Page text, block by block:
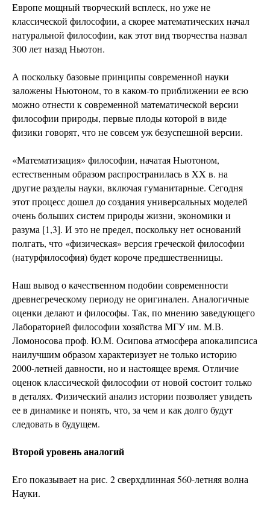
Европе мощный творческий всплеск, но уже не
классической философии, а скорее математических начал
натуральной философии, как этот вид творчества назвал
300 лет назад Ньютон.
А поскольку базовые принципы современной науки
заложены Ньютоном, то в каком-то приближении ее всю
можно отнести к современной математической версии
философии природы, первые плоды которой в виде
физики говорят, что не совсем уж безуспешной версии.
«Математизация» философии, начатая Ньютоном,
естественным образом распространилась в XX в. на
другие разделы науки, включая гуманитарные. Сегодня
этот процесс дошел до создания универсальных моделей
очень больших систем природы жизни, экономики и
разума [1,3]. И это не предел, поскольку нет оснований
полгать, что «физическая» версия греческой философии
(натурфилософия) будет короче предшественницы.
Наш вывод о качественном подобии современности
древнегреческому периоду не оригинален. Аналогичные
оценки делают и философы. Так, по мнению заведующего
Лабораторией философии хозяйства МГУ им. М.В.
Ломоносова проф. Ю.М. Осипова атмосфера апокалипсиса
наилучшим образом характеризует не только историю
2000-летней давности, но и настоящее время. Отличие
оценок классической философии от новой состоит только
в деталях. Физический анализ истории позволяет увидеть
ее в динамике и понять, что, за чем и как долго будут
следовать в будущем.
Второй уровень аналогий
Его показывает на рис. 2 сверхдлинная 560-летняя волна
Науки.